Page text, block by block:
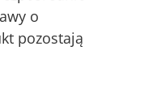
o
pozostają